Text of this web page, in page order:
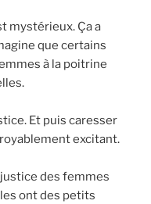
mystérieux. Ça a
que certains
à la poitrine
Et puis caresser
excitant.
des femmes
ont des petits